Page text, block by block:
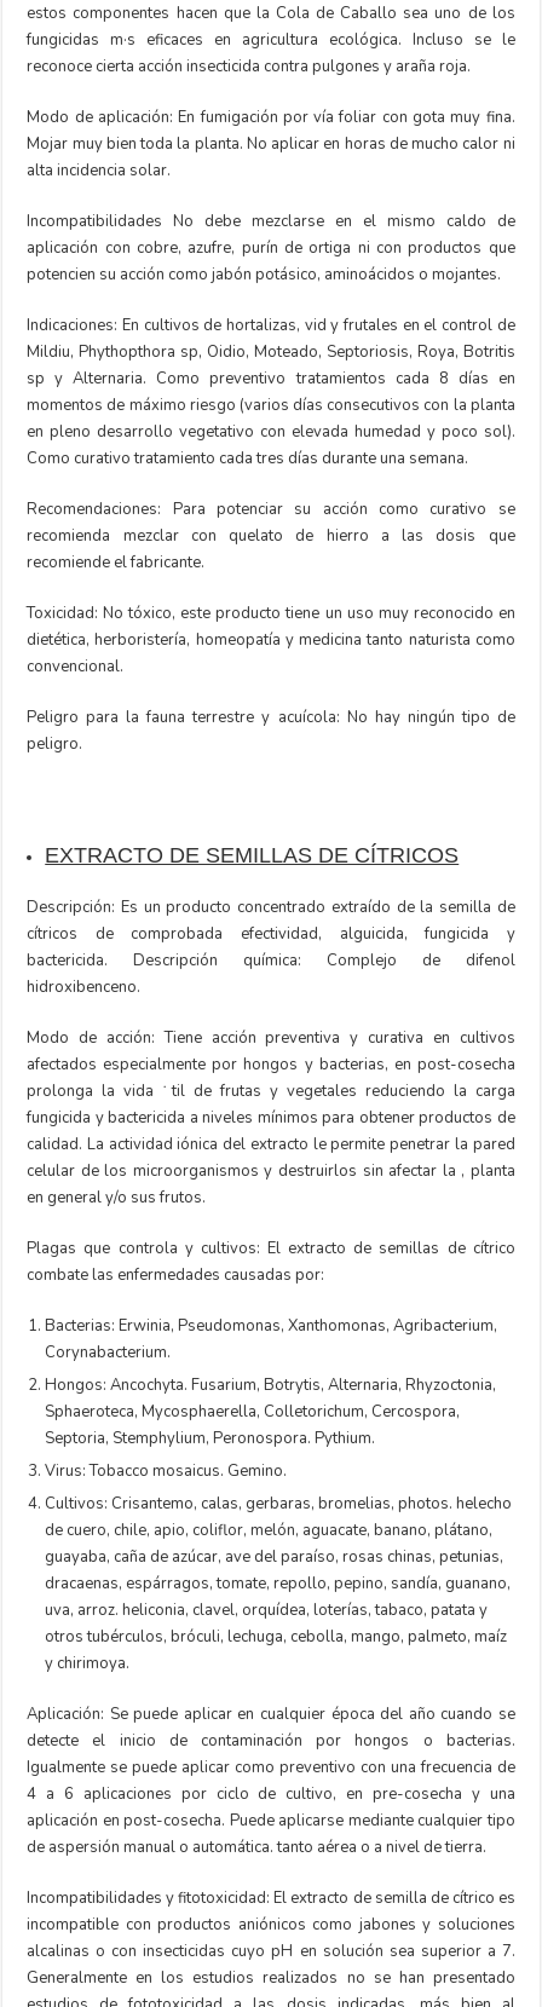
estos componentes hacen que la Cola de Caballo sea uno de los
fungicidas m·s eficaces en agricultura ecológica. Incluso se le
reconoce cierta acción insecticida contra pulgones y araña roja.
Modo de aplicación: En fumigación por vía foliar con gota muy fina.
Mojar muy bien toda la planta. No aplicar en horas de mucho calor ni
alta incidencia solar.
Incompatibilidades No debe mezclarse en el mismo caldo de
aplicación con cobre, azufre, purín de ortiga ni con productos que
potencien su acción como jabón potásico, aminoácidos o mojantes.
Indicaciones: En cultivos de hortalizas, vid y frutales en el control de
Mildiu, Phythopthora sp, Oidio, Moteado, Septoriosis, Roya, Botritis
sp y Alternaria. Como preventivo tratamientos cada 8 días en
momentos de máximo riesgo (varios días consecutivos con la planta
en pleno desarrollo vegetativo con elevada humedad y poco sol).
Como curativo tratamiento cada tres días durante una semana.
Recomendaciones: Para potenciar su acción como curativo se
recomienda mezclar con quelato de hierro a las dosis que
recomiende el fabricante.
Toxicidad: No tóxico, este producto tiene un uso muy reconocido en
dietética, herboristería, homeopatía y medicina tanto naturista como
convencional.
Peligro para la fauna terrestre y acuícola: No hay ningún tipo de
peligro.
EXTRACTO DE SEMILLAS DE CÍTRICOS
Descripción: Es un producto concentrado extraído de la semilla de
cítricos de comprobada efectividad, alguicida, fungicida y
bactericida. Descripción química: Complejo de difenol
hidroxibenceno.
Modo de acción: Tiene acción preventiva y curativa en cultivos
afectados especialmente por hongos y bacterias, en post-cosecha
prolonga la vida ˙til de frutas y vegetales reduciendo la carga
fungicida y bactericida a niveles mínimos para obtener productos de
calidad. La actividad iónica del extracto le permite penetrar la pared
celular de los microorganismos y destruirlos sin afectar la , planta
en general y/o sus frutos.
Plagas que controla y cultivos: El extracto de semillas de cítrico
combate las enfermedades causadas por:
Bacterias: Erwinia, Pseudomonas, Xanthomonas, Agribacterium,
Corynabacterium.
Hongos: Ancochyta. Fusarium, Botrytis, Alternaria, Rhyzoctonia,
Sphaeroteca, Mycosphaerella, Colletorichum, Cercospora,
Septoria, Stemphylium, Peronospora. Pythium.
Virus: Tobacco mosaicus. Gemino.
Cultivos: Crisantemo, calas, gerbaras, bromelias, photos. helecho
de cuero, chile, apio, coliflor, melón, aguacate, banano, plátano,
guayaba, caña de azúcar, ave del paraíso, rosas chinas, petunias,
dracaenas, espárragos, tomate, repollo, pepino, sandía, guanano,
uva, arroz. heliconia, clavel, orquídea, loterías, tabaco, patata y
otros tubérculos, bróculi, lechuga, cebolla, mango, palmeto, maíz
y chirimoya.
Aplicación: Se puede aplicar en cualquier época del año cuando se
detecte el inicio de contaminación por hongos o bacterias.
Igualmente se puede aplicar como preventivo con una frecuencia de
4 a 6 aplicaciones por ciclo de cultivo, en pre-cosecha y una
aplicación en post-cosecha. Puede aplicarse mediante cualquier tipo
de aspersión manual o automática. tanto aérea o a nivel de tierra.
Incompatibilidades y fitotoxicidad: El extracto de semilla de cítrico es
incompatible con productos aniónicos como jabones y soluciones
alcalinas o con insecticidas cuyo pH en solución sea superior a 7.
Generalmente en los estudios realizados no se han presentado